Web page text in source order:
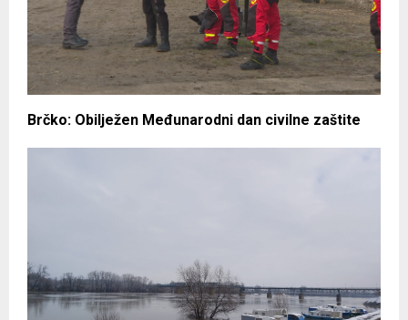
Brčko: Obilježen Međunarodni dan civilne zaštite